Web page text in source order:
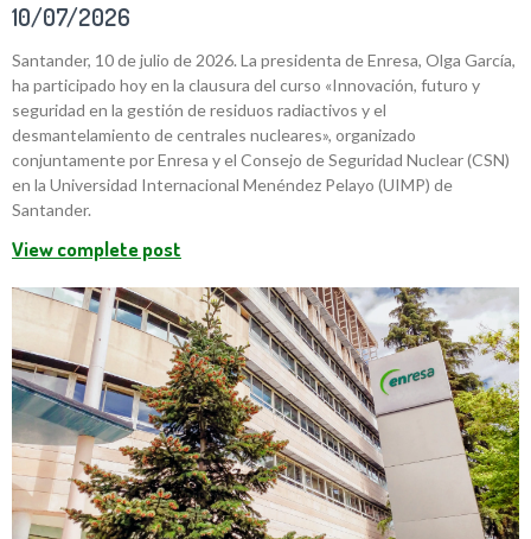
10/07/2026
Santander, 10 de julio de 2026. La presidenta de Enresa, Olga García,
ha participado hoy en la clausura del curso «Innovación, futuro y
seguridad en la gestión de residuos radiactivos y el
desmantelamiento de centrales nucleares», organizado
conjuntamente por Enresa y el Consejo de Seguridad Nuclear (CSN)
en la Universidad Internacional Menéndez Pelayo (UIMP) de
Santander.
View complete post